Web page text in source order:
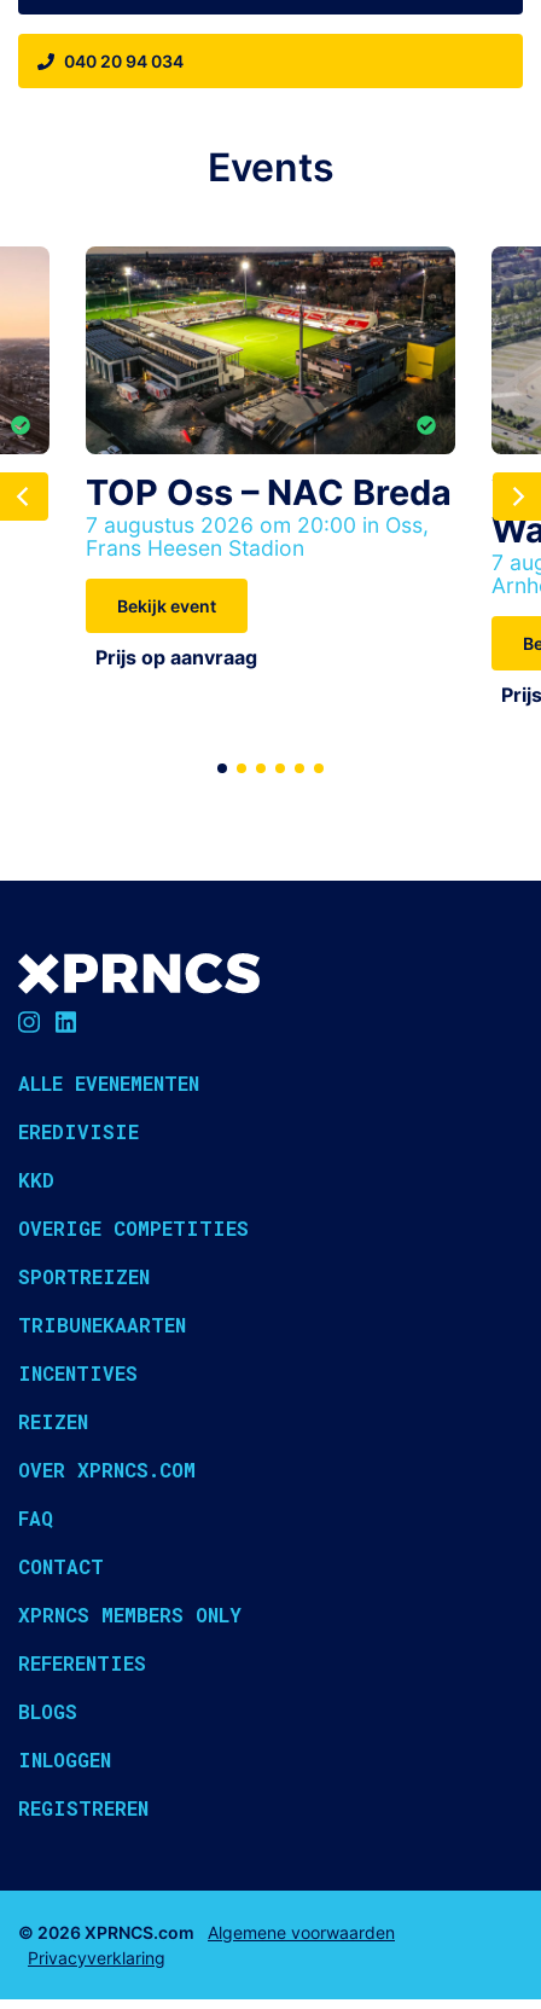
040 20 94 034
Events
TOP Oss – NAC Breda
7 augustus 2026 om 20:00 in Oss,
Frans Heesen Stadion
Bekijk event
Prijs op aanvraag
7
ALLE EVENEMENTEN
EREDIVISIE
KKD
OVERIGE COMPETITIES
SPORTREIZEN
TRIBUNEKAARTEN
INCENTIVES
REIZEN
OVER XPRNCS.COM
FAQ
CONTACT
XPRNCS MEMBERS ONLY
REFERENTIES
BLOGS
INLOGGEN
REGISTREREN
© 2026 XPRNCS.com
Algemene voorwaarden
Privacyverklaring